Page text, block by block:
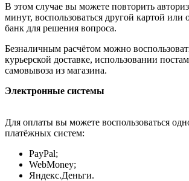
В этом случае вы можете повторить
минут, воспользоваться другой картой или
банк для решения вопроса.
Безналичным расчётом можно
курьерской доставке, использовании
самовывоза из магазина.
Электронные системы
Для оплаты вы можете воспользоваться
платёжных систем:
PayPal;
WebMoney;
Яндекс.Деньги.